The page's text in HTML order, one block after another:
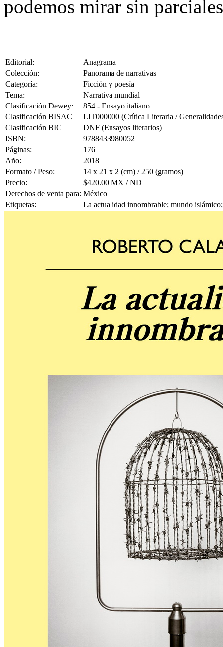
podemos mirar sin
Editorial:
Anagrama
Colección:
Panorama de narrativas
Categoría:
Ficción y poesía
Tema:
Narrativa mundial
Clasificación Dewey:
854 - Ensayo italiano.
Clasificación BISAC
LIT000000 (Crítica Literaria /
Clasificación BIC
DNF (Ensayos literarios)
ISBN:
9788433980052
Páginas:
176
Año:
2018
Formato / Peso:
14 x 21 x 2 (cm) / 250 (gramos)
Precio:
$420.00 MX / ND
Derechos de venta para: México
Etiquetas:
La actualidad innombrable; mundo